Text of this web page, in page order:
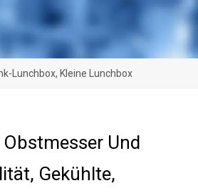
Lunchbox, Kleine Lunchbox
Und
Gekühlte,